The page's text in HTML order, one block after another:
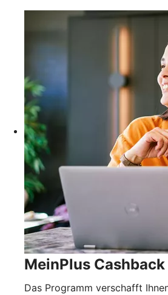
MeinPlus Cashback
Das Programm verschafft